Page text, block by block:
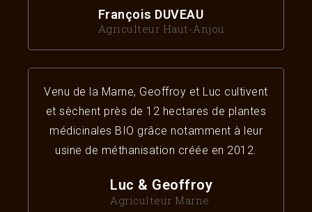
François DUVEAU
Agriculteur Haut-Anjou
Venu de la Marne, Geoffroy et Luc cultivent
et sèchent près de 12 hectares de plantes
médicinales BIO grâce notamment à leur
usine de méthanisation créée en 2012.
Luc & Geoffroy
Agriculteur Marne